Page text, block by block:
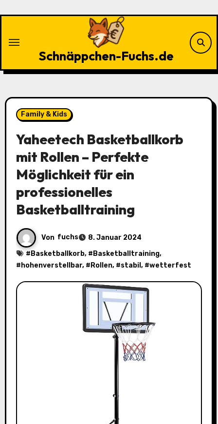
Schnäppchen-Fuchs.de
Family & Kids
Yaheetech Basketballkorb
mit Rollen – Perfekte
Möglichkeit für ein
professionelles
Basketballtraining
Von fuchs
8. Januar 2024
# Basketballkorb, # Basketballtraining,
# hohenverstellbar, # Rollen, #stabil , #wetterfest